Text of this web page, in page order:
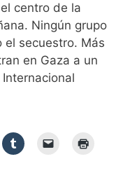
centro de la
Ningún grupo
el secuestro. Más
en Gaza a un